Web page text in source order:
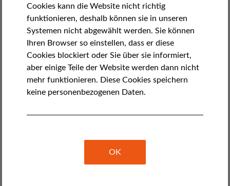
Am Dienstagabend konnten Liberties und
Menschenrechtsverteidiger in der gesamten EU einen
wichtigen Erfolg für sich verzeichnen. Der Ausschuss für
bürgerliche Freiheiten des Europäischen Parlaments
billigte die Idee eines neuen EU-Fonds zur Finanzierung
von Demokratie- und Bürgerrechtsgruppen in der
gesamten EU. Mit einer Mehrheit von 25 gegen 5
Stimmen verabschiedete der Ausschuss eine
auffordert, ein "Europäisches Werteinstrument" zu
Dieser Fonds wurde 2015 erstmals von Liberties
vorgeschlagen. Seitdem erfuhr die Idee immer mehr
Cookies kann die Website nicht richtig
funktionieren, deshalb können sie in unseren
Systemen nicht abgewählt werden. Sie können
Ihren Browser so einstellen, dass er diese
Cookies blockiert oder Sie über sie informiert,
aber einige Teile der Website werden dann nicht
mehr funktionieren. Diese Cookies speichern
keine personenbezogenen Daten.
OK